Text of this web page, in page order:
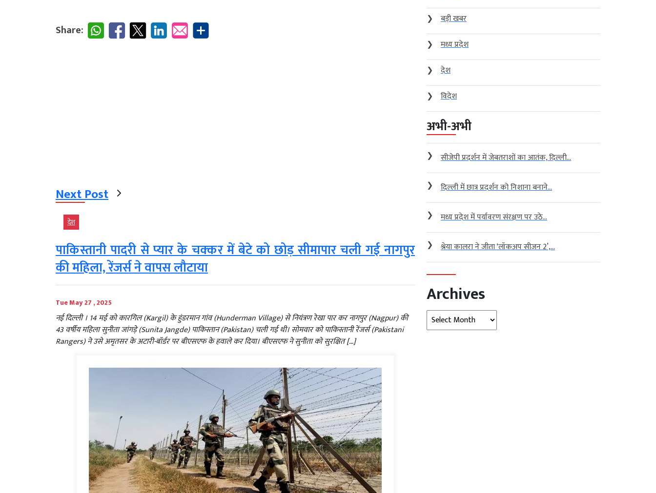
Share:
Next Post
देश
पाकिस्तानी पादरी से प्यार के चक्‍कर में बेटे को छोड़ सीमापार चली गई नागपुर
की महिला, रेंजर्स ने वापस लौटाया
Tue May 27 , 2025
नई दिल्‍ली । 14 मई को कारगिल (Kargil) के हुंडरमान गांव (Hunderman Village) से नियंत्रण रेखा पार कर नागपुर (Nagpur) की
43 वर्षीय महिला सुनीता जांगड़े (Sunita Jangde) पाकिस्तान (Pakistan) चली गई थी। सोमवार को पाकिस्तानी रेंजर्स (Pakistani
Rangers) ने उसे अमृतसर के अटारी-बॉर्डर पर बीएसएफ के हवाले कर दिया। बीएसएफ ने सुनीता को सुरक्षित […]
❯
बड़ी खबर
❯
मध्य प्रदेश
❯
देश
❯
विदेश
अभी-अभी
❯ सीजेपी प्रदर्शन में जेबतराशों का आतंक, दिल्ली...
❯ दिल्ली में छात्र प्रदर्शन को निशाना बनाने...
❯ मध्य प्रदेश में पर्यावरण संरक्षण पर उठे...
❯ श्रेया कालरा ने जीता ‘लॉकअप सीजन 2’,...
Archives
Archives